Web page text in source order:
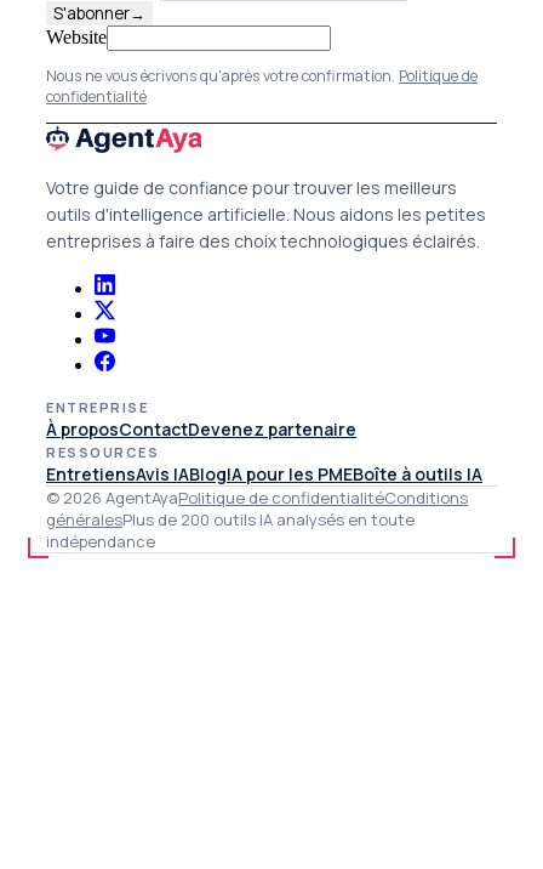
S'abonner→
Website
Nous ne vous écrivons qu'après votre confirmation. Politique de
confidentialité
Votre guide de confiance pour trouver les meilleurs
outils d'intelligence artificielle. Nous aidons les petites
entreprises à faire des choix technologiques éclairés.
ENTREPRISE
À proposContactDevenez partenaire
RESSOURCES
EntretiensAvis IABlogIA pour les PMEBoîte à outils IA
© 2026 AgentAyaPolitique de confidentialitéConditions
généralesPlus de 200 outils IA analysés en toute
indépendance